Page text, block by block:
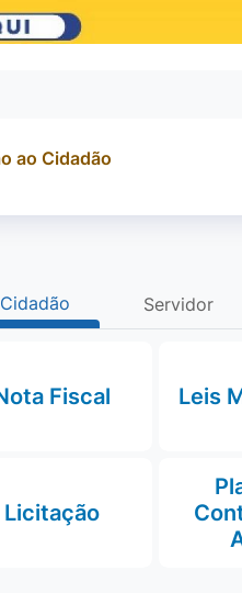
ao Cidadão
Cidadão Servidor
Fiscal Leis
Licitação